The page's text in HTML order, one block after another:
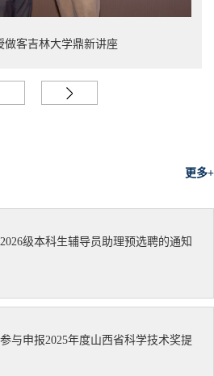
做客吉林大学鼎新讲座
更多+
级本科生辅导员助理预选聘的通知
与申报2025年度山西省科学技术奖提